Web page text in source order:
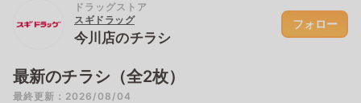
ドラッグストア
スギドラッグ
今川店のチラシ
フォロー
最新のチラシ（全2枚）
最終更新：2026/08/04